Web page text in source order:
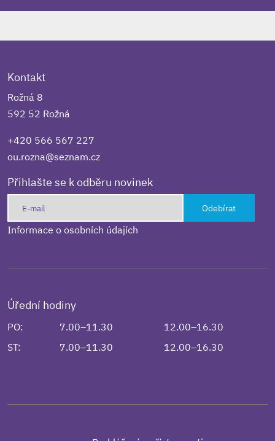
Kontakt
Rožná 8
592 52 Rožná
+420 566 567 227
ou.rozna@seznam.cz
Přihlašte se k odběru novinek
Odebírat
Informace o osobních údajích
Úřední hodiny
PO: 7.00–11.30
12.00–16.30
ST:
7.00–11.30 12.00–16.30